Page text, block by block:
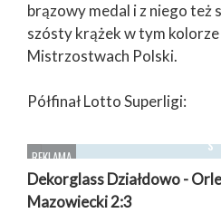
brązowy medal i z niego też
szósty krążek w tym
Mistrzostwach Polski.
Półfinał Lotto Superligi:
Dekorglass Działdowo -
Mazowiecki 2:3